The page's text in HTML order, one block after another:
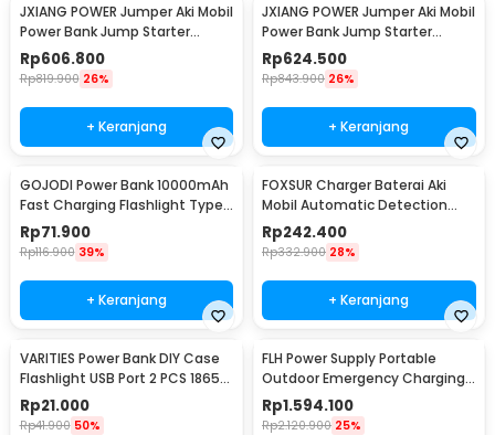
JXIANG POWER Jumper Aki Mobil
Power Bank Jump Starter
20000mAh - JX-27Pro
Rp606.800
Rp819.900 26%
+ Keranjang
JXIANG POWER Jumper Aki Mobil
Power Bank Jump Starter
20000mAh - JX-56Pro
Rp624.500
Rp843.900 26%
+ Keranjang
GOJODI Power Bank 10000mAh
Fast Charging Flashlight Type
C USB 22.5W - PB100W
Rp71.900
Rp116.900 39%
+ Keranjang
FOXSUR Charger Baterai Aki
Mobil Automatic Detection
180AH 12/24V - FBC122410D
Rp242.400
Rp332.900 28%
+ Keranjang
VARITIES Power Bank DIY Case
Flashlight USB Port 2 PCS 18650
Flat Top - V600
Rp21.000
Rp41.900 50%
FLH Power Supply Portable
Outdoor Emergency Charging
300W 90000mAh - FLH-300
Rp1.594.100
Rp2.120.900 25%